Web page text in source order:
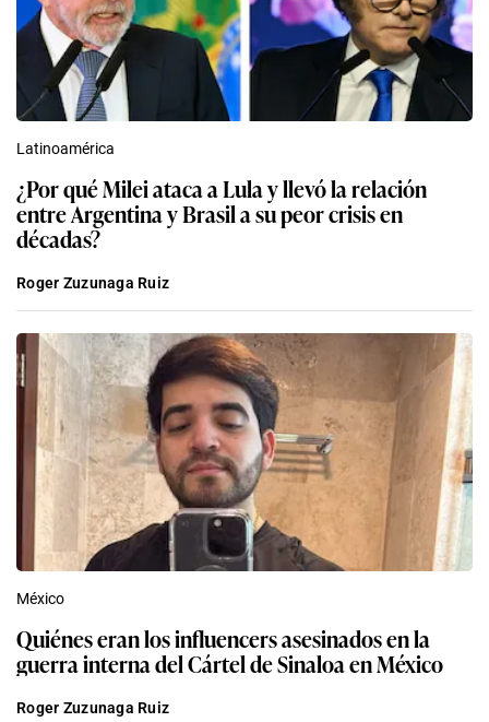
Latinoamérica
¿Por qué Milei ataca a Lula y llevó la relación
entre Argentina y Brasil a su peor crisis en
décadas?
Roger Zuzunaga Ruiz
México
Quiénes eran los influencers asesinados en la
guerra interna del Cártel de Sinaloa en México
Roger Zuzunaga Ruiz